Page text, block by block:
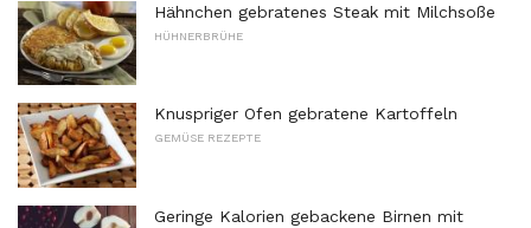
Hähnchen gebratenes Steak mit Milchsoße
HÜHNERBRÜHE
Knuspriger Ofen gebratene Kartoffeln
GEMÜSE REZEPTE
Geringe Kalorien gebackene Birnen mit